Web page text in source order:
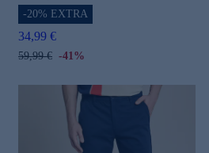
-20% EXTRA
34,99 €
59,99 € -41%